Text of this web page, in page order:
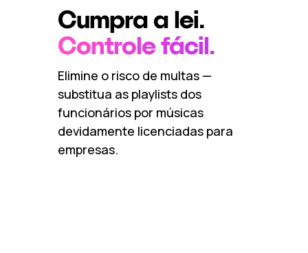
Controle fácil.
Cumpra a lei.
Elimine o risco de multas —
substitua as playlists dos
funcionários por músicas
devidamente licenciadas para
empresas.